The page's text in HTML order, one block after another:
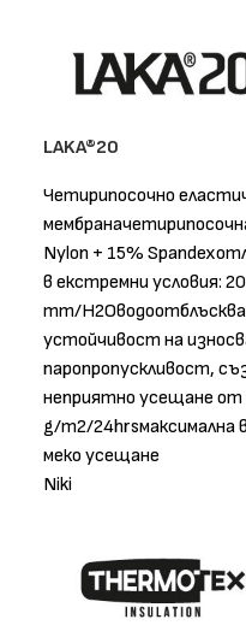
LAKA®20
Четирипосочно
Nylon + 15%
в екстремни условия:
mm/
устойчивост на
паропропускливост,
неприятно усещане от
g/m2/24hrsмаксимална
меко усещане
Niki